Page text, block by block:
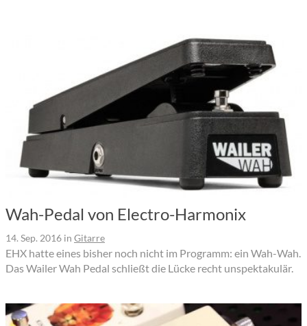
Wah-Pedal von Electro-Harmonix
14. Sep. 2016 in Gitarre
EHX hatte eines bisher noch nicht im Programm: ein Wah-Wah.
Das Wailer Wah Pedal schließt die Lücke recht unspektakulär.